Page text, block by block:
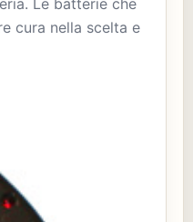
cura nella scelta e